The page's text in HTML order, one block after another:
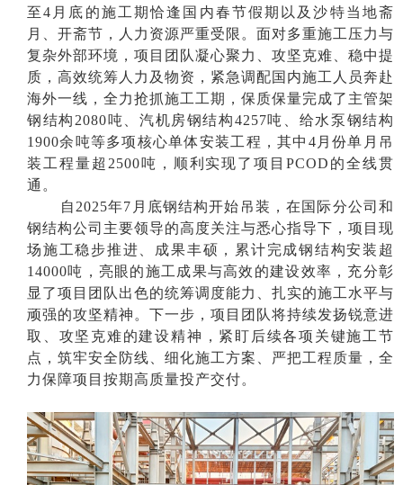
至4月底的施工期恰逢国内春节假期以及沙特当地斋
月、开斋节，人力资源严重受限。面对多重施工压力与
复杂外部环境，项目团队凝心聚力、攻坚克难、稳中提
质，高效统筹人力及物资，紧急调配国内施工人员奔赴
海外一线，全力抢抓施工工期，保质保量完成了主管架
钢结构2080吨、汽机房钢结构4257吨、给水泵钢结构
1900余吨等多项核心单体安装工程，其中4月份单月吊
装工程量超2500吨，顺利实现了项目PCOD的全线贯
通。
自2025年7月底钢结构开始吊装，在国际分公司和
钢结构公司主要领导的高度关注与悉心指导下，项目现
场施工稳步推进、成果丰硕，累计完成钢结构安装超
14000吨，亮眼的施工成果与高效的建设效率，充分彰
显了项目团队出色的统筹调度能力、扎实的施工水平与
顽强的攻坚精神。下一步，项目团队将持续发扬锐意进
取、攻坚克难的建设精神，紧盯后续各项关键施工节
点，筑牢安全防线、细化施工方案、严把工程质量，全
力保障项目按期高质量投产交付。